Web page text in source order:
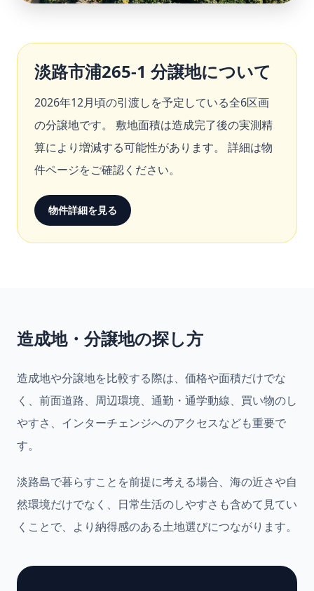
淡路市浦265-1 分譲地について
2026年12月頃の引渡しを予定している全6区画
の分譲地です。 敷地面積は造成完了後の実測精
算により増減する可能性があります。 詳細は物
件ページをご確認ください。
物件詳細を見る
造成地・分譲地の探し方
造成地や分譲地を比較する際は、価格や面積だけでな
く、前面道路、周辺環境、通勤・通学動線、買い物のし
やすさ、インターチェンジへのアクセスなども重要で
す。
淡路島で暮らすことを前提に考える場合、海の近さや自
然環境だけでなく、日常生活のしやすさも含めて見てい
くことで、より納得感のある土地選びにつながります。